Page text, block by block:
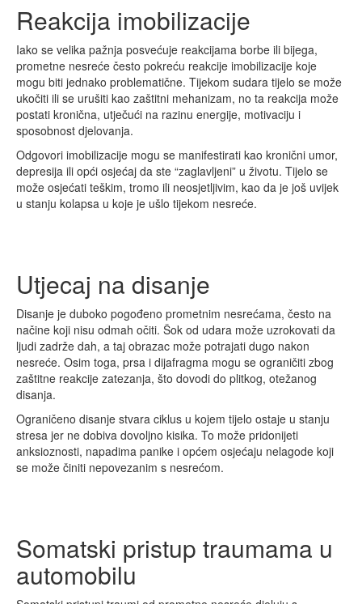
Reakcija imobilizacije
Iako se velika pažnja posvećuje reakcijama borbe ili bijega,
prometne nesreće često pokreću reakcije imobilizacije koje
mogu biti jednako problematične. Tijekom sudara tijelo se može
ukočiti ili se urušiti kao zaštitni mehanizam, no ta reakcija može
postati kronična, utječući na razinu energije, motivaciju i
sposobnost djelovanja.
Odgovori imobilizacije mogu se manifestirati kao kronični umor,
depresija ili opći osjećaj da ste “zaglavljeni” u životu. Tijelo se
može osjećati teškim, tromo ili neosjetljivim, kao da je još uvijek
u stanju kolapsa u koje je ušlo tijekom nesreće.
Utjecaj na disanje
Disanje je duboko pogođeno prometnim nesrećama, često na
načine koji nisu odmah očiti. Šok od udara može uzrokovati da
ljudi zadrže dah, a taj obrazac može potrajati dugo nakon
nesreće. Osim toga, prsa i dijafragma mogu se ograničiti zbog
zaštitne reakcije zatezanja, što dovodi do plitkog, otežanog
disanja.
Ograničeno disanje stvara ciklus u kojem tijelo ostaje u stanju
stresa jer ne dobiva dovoljno kisika. To može pridonijeti
anksioznosti, napadima panike i općem osjećaju nelagode koji
se može činiti nepovezanim s nesrećom.
Somatski pristup traumama u
automobilu